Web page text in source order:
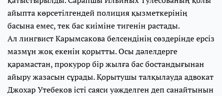
айыпта көрсетілгендей полиция қызметкерінің
басына емес, тек бас киіміне тигенін растады.
Ал лингвист Карымсакова белсендінің сөздерінде ерсіз
мазмұн жоқ екенін қорытты. Осы дәлелдерге
қарамастан, прокурор бір жылға бас бостандығынан
айыру жазасын сұрады. Қорытушы талқылауда адвокат
Джохар Утебеков істі саяси уәжделген деп санайтынын